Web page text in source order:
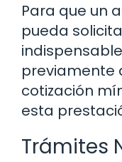
Para que un
pueda
previamente
cotización
esta
Trámites